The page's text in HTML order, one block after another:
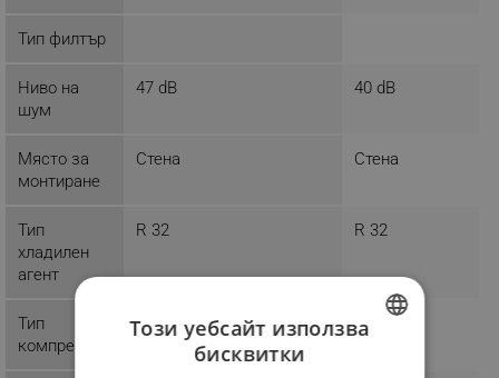
Тип филтър
Ниво на
шум
47 dB 40 dB
Място за
монтиране
Стена Стена
Тип
хладилен
агент
R 32 R 32
Тип
компресор
Този уебсайт използва
бисквитки